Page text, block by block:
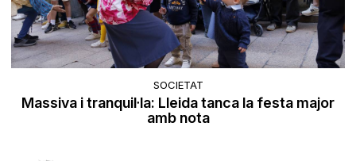
SOCIETAT
Massiva i tranquil·la: Lleida tanca la festa major
amb nota